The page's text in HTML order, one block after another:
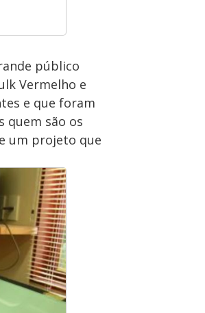
público
Vermelho e
e que foram
quem são os
um projeto que